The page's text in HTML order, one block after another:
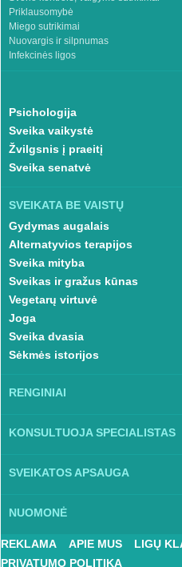
Priklausomybė
Miego sutrikimai
Nuovargis ir silpnumas
Infekcinės ligos
Psichologija
Sveika vaikystė
Žvilgsnis į praeitį
Sveika senatvė
SVEIKATA BE VAISTŲ
Gydymas augalais
Alternatyvios terapijos
Sveika mityba
Sveikas ir gražus kūnas
Vegetarų virtuvė
Joga
Sveika dvasia
Sėkmės istorijos
RENGINIAI
KONSULTUOJA SPECIALISTAS
SVEIKATOS APSAUGA
NUOMONĖ
REKLAMA APIE MUS LIGŲ
PRIVATUMO POLITIKA